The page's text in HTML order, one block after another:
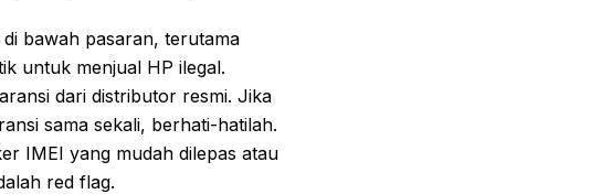
bawah pasaran, terutama
untuk menjual HP ilegal.
dari distributor resmi. Jika
sama sekali, berhati-hatilah.
IMEI yang mudah dilepas atau
red flag.